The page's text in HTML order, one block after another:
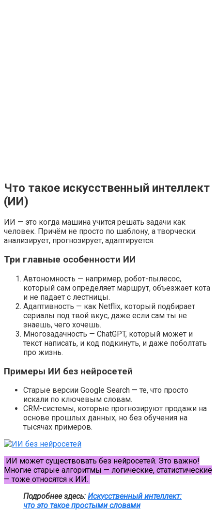
Что такое искусственный интеллект
(ИИ)
ИИ — это когда машина учится решать задачи как
человек. Причём не просто по шаблону, а творчески:
анализирует, прогнозирует, адаптируется.
Три главные особенности ИИ
Автономность — например, робот-пылесос,
который сам определяет маршрут, объезжает кота
и не падает с лестницы.
Адаптивность — как Netflix, который подбирает
сериалы под твой вкус, даже если сам ты не
знаешь, чего хочешь.
Многозадачность — ChatGPT, который может и
текст написать, и код подкинуть, и даже поболтать
про жизнь.
Примеры ИИ без нейросетей
Старые версии Google Search — те, что просто
искали по ключевым словам.
CRM-системы, которые прогнозируют продажи на
основе прошлых данных, но без обучения на
тысячах примеров.
ИИ может существовать без нейросетей. Это важно!
Многие старые алгоритмы — логические, статистические
— тоже относятся к ИИ.
Подробнее здесь: Искусственный интеллект:
что это такое простыми словами